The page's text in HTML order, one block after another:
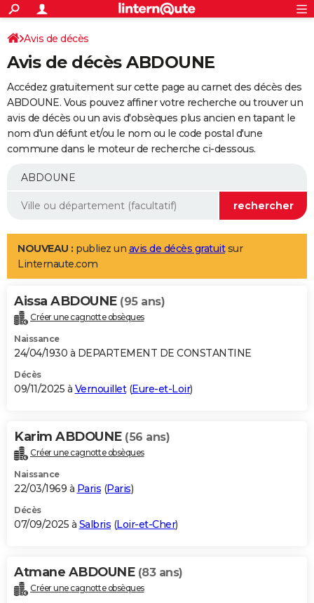
ACTUALITÉS
Politique
Société
Faits Divers
Education
Monde
Villes
+
SPORT
Coupe du monde 2026
Football
Tennis
Cyclisme
Rugby
Forum
Programme TV
TNT
Streaming
Cinéma
Sorties cinéma
Musique
+
FINANCE
Retraite
Epargne
Immobilier
Risques naturels par ville
Banque
Assurance
AUTO
Essais
Réserver un essai
Citadines
Berlines
SUV
Forum auto
+
Mobiles
Meilleur smartphone
Internet
Ordinateurs
Jeux vidéo
Guide high-tech
Aménagement intérieur
LIFESTYLE
Art de vivre
Bien-être
Loisirs
Mode
Modes de vie
Alimentation
Guide de la santé
Maladies
Médicaments
Sommeil
VOYAGE
Destinations
City break
Voyage nature
Voyage de noces
Forum
Climat
+PHOTO
GUIDES D'ACHAT
BONS PLANS
Carte de Noël
Carte Bonne année
Carte Saint-Valentin
Carte Pâques
Carte d'anniversaire
DICTIONNAIRE
Dictionnaire
Biographies
Citations
Expressions
Proverbes
PROGRAMME TV
S'inscrire
Se connecter
Lycées
Collèges
Primaires
Universités
Entreprises
Service militaire
Avis de recherche
AVIS DE DÉCÈS
Bricolage
Lifestyle
Culture
Sport
Auto
Television
Voyage
Cinema
Avis de décès
Avis de décès ABDOUNE
Accédez gratuitement sur cette page au carnet des décès des
ABDOUNE. Vous pouvez affiner votre recherche ou trouver un
avis de décès ou un avis d'obsèques plus ancien en tapant le
nom d'un défunt et/ou le nom ou le code postal d'une
commune dans le moteur de recherche ci-dessous.
NOUVEAU : publiez un avis de décès gratuitsur
Linternaute.com
Aissa ABDOUNE (95 ans)
Créer une cagnotte obsèques
Naissance
24/04/1930 à DEPARTEMENT DE CONSTANTINE
Décès
09/11/2025 à Vernouillet(Eure-et-Loir)
Karim ABDOUNE (56 ans)
Créer une cagnotte obsèques
Naissance
22/03/1969 à Paris (Paris)
Décès
07/09/2025 à Salbris (Loir-et-Cher)
Atmane ABDOUNE (83 ans)
Créer une cagnotte obsèques